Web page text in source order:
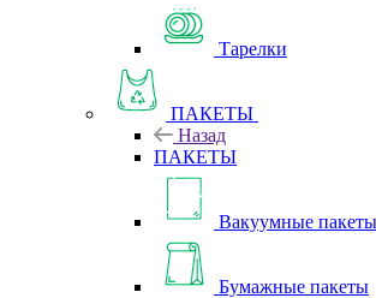
Тарелки
ПАКЕТЫ
Назад
ПАКЕТЫ
Вакуумные пакеты
Бумажные пакеты